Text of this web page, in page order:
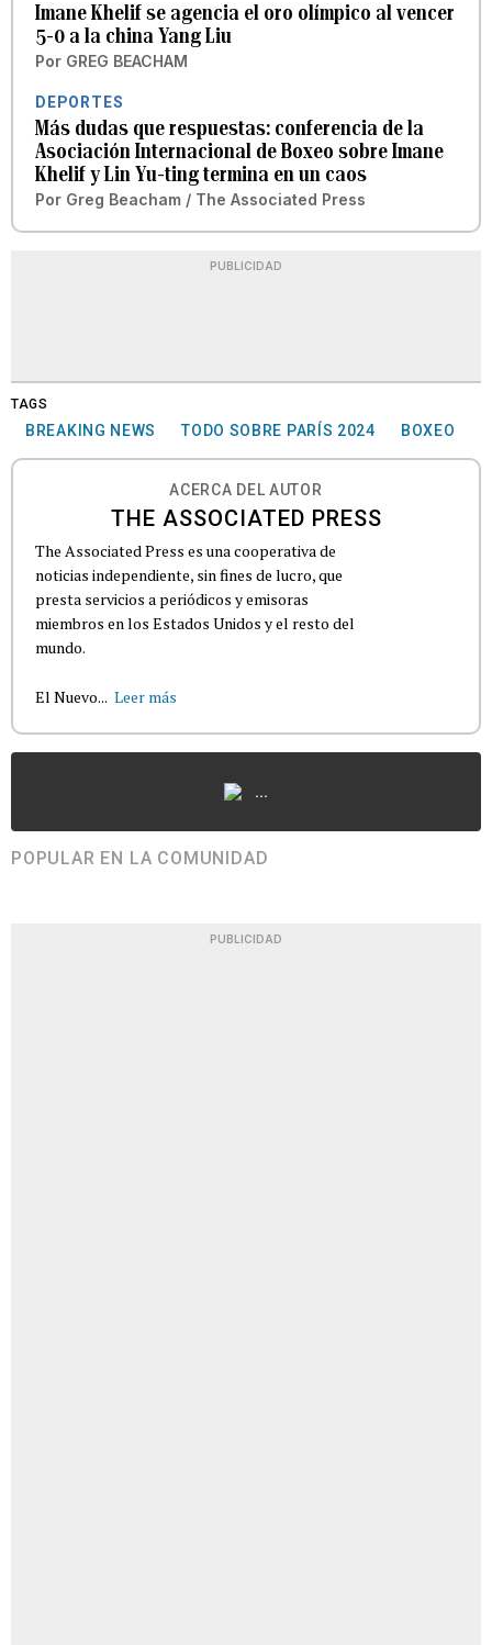
Imane Khelif se agencia el oro olímpico al vencer
5-0 a la china Yang Liu
Por GREG BEACHAM
DEPORTES
Más dudas que respuestas: conferencia de la
Asociación Internacional de Boxeo sobre Imane
Khelif y Lin Yu-ting termina en un caos
Por Greg Beacham / The Associated Press
PUBLICIDAD
TAGS
BREAKING NEWS TODO SOBRE PARÍS 2024 BOXEO
ACERCA DEL AUTOR
THE ASSOCIATED PRESS
The Associated Press es una cooperativa de
noticias independiente, sin fines de lucro, que
presta servicios a periódicos y emisoras
miembros en los Estados Unidos y el resto del
mundo.
El Nuevo... Leer más
...
POPULAR EN LA COMUNIDAD
PUBLICIDAD